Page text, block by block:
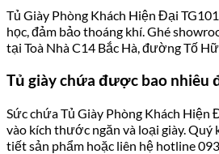
Tủ Giày Phòng Khách Hiện Đại
học, đảm bảo thoáng khí. Ghé
tại Toà Nhà C14 Bắc Hà, đường Tố
Tủ giày chứa được bao nhiêu
Sức chứa Tủ Giày Phòng Khách Hiện
vào kích thước ngăn và loại giày. Quý
tiết sản phẩm hoặc liên hệ hotline